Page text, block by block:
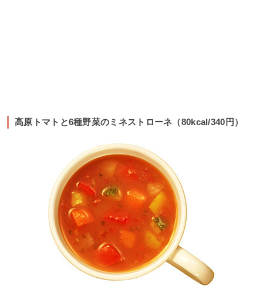
高原トマトと6種野菜のミネストローネ（80kcal/340円）